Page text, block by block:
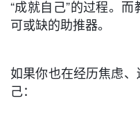
“成就自己”的过程。
可或缺的助推器。
如果你也在经历焦虑
己：